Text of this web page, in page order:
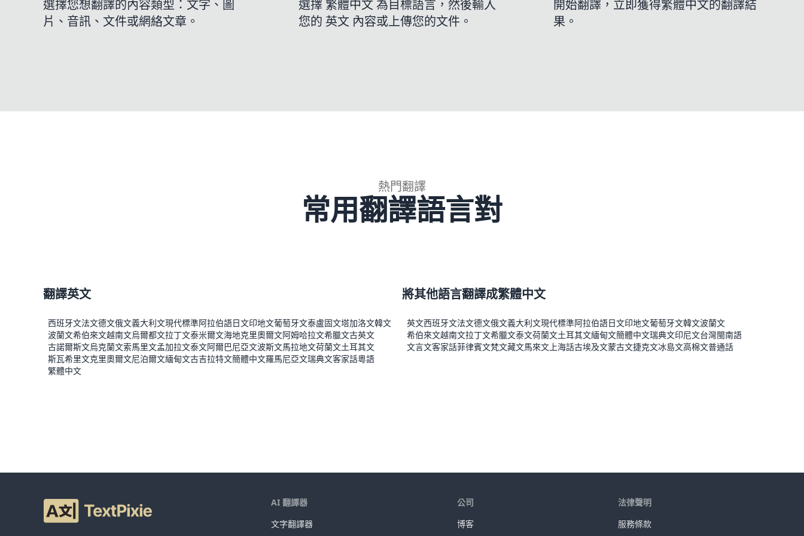
選擇您想翻譯的內容類型：文字、圖
片、音訊、文件或網絡文章。
選擇 繁體中文 為目標語言，然後輸入
您的 英文 內容或上傳您的文件。
開始翻譯，立即獲得繁體中文的翻譯結
果。
熱門翻譯
常用翻譯語言對
翻譯英文
西班牙文法文德文俄文義大利文現代標準阿拉伯語日文印地文葡萄牙文泰盧固文塔加洛文韓文
波蘭文希伯來文越南文烏爾都文拉丁文泰米爾文海地克里奧爾文阿姆哈拉文希臘文古英文
古諾爾斯文烏克蘭文索馬里文孟加拉文泰文阿爾巴尼亞文波斯文馬拉地文荷蘭文土耳其文
斯瓦希里文克里奧爾文尼泊爾文緬甸文古吉拉特文簡體中文羅馬尼亞文瑞典文客家話粵語
繁體中文
將其他語言翻譯成繁體中文
英文西班牙文法文德文俄文義大利文現代標準阿拉伯語日文印地文葡萄牙文韓文波蘭文
希伯來文越南文拉丁文希臘文泰文荷蘭文土耳其文緬甸文簡體中文瑞典文印尼文台灣閩南語
文言文客家話菲律賓文梵文藏文馬來文 上海話古埃及文蒙古文捷克文冰島文高棉文普通話
AI 翻譯器
文字翻譯器
公司
博客
法律聲明
服務條款